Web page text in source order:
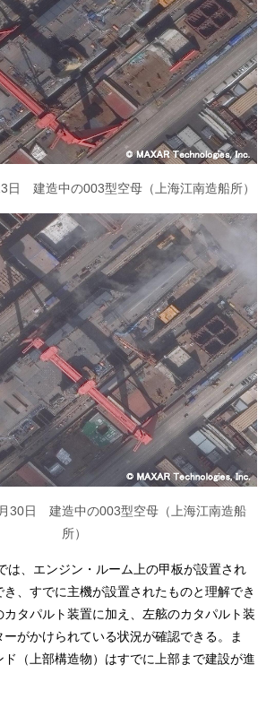
建造中の003型空母（上海江南造船所）
30日 建造中の003型空母（上海江南造船
所）
、エンジン・ルーム上の甲板が設置され
、すでに主機が設置されたものと理解でき
カタパルト装置に加え、左舷のカタパルト装
がかけられている状況が確認できる。ま
ド（上部構造物）はすでに上部まで建設が進